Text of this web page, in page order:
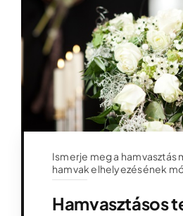
Ismerje meg a hamvasztás
hamvak elhelyezésének
Hamvasztásos